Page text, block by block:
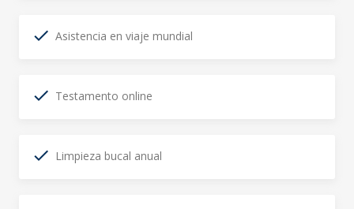
Asistencia en viaje mundial
Testamento online
Limpieza bucal anual